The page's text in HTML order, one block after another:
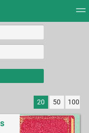
results.
20 50 100